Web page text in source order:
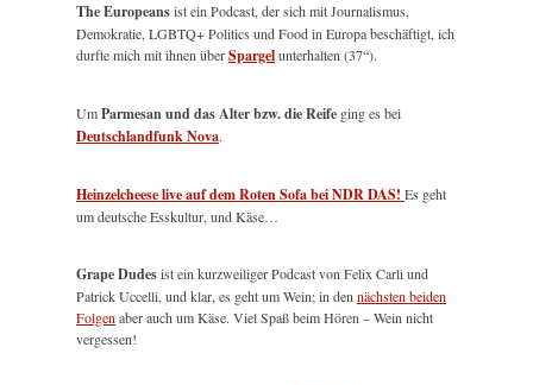
The Europeansist ein Podcast, der sich mit Journalismus,
Demokratie, LGBTQ+ Politics und Food in Europa beschäftigt, ich
durfte mich mit ihnen überSpargelunterhalten (37“).
UmParmesan und das Alter bzw. die Reife ging es bei
Deutschlandfunk Nova.
Heinzelcheese live auf dem Roten Sofa bei NDR DAS! Es geht
um deutsche Esskultur, und Käse…
Grape Dudesist ein kurzweiliger Podcast von Felix Carli und
Patrick Uccelli, und klar, es geht um Wein; in dennächsten beiden
Folgenaber auch um Käse. Viel Spaß beim Hören – Wein nicht
vergessen!